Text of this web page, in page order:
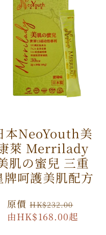
本NeoYouth美
萊 Merrilady
肌の蜜兒 三重
牌呵護美肌配方
原
價
原價HK$232.00
由HK$168.00起